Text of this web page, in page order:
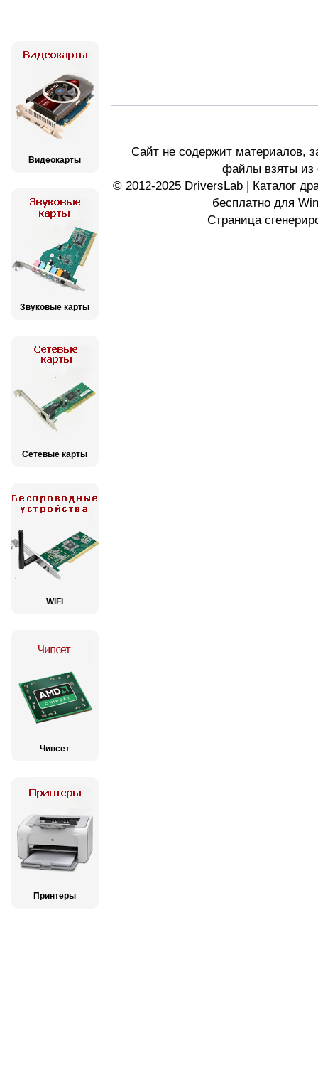
Видеокарты
Звуковые карты
Сетевые карты
WiFi
Чипсет
Принтеры
Сайт не содержит материалов,
файлы взяты из
© 2012-2025 DriversLab | Каталог
бесплатно для
Страница